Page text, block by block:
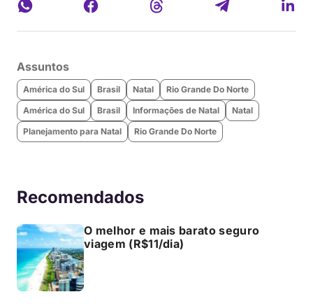
Assuntos
América do Sul Brasil Natal
Rio Grande Do Norte
América do Sul
Brasil Informações de Natal
Natal
Planejamento para Natal
Rio Grande Do Norte
Recomendados
O melhor e mais barato seguro
viagem (R$11/dia)